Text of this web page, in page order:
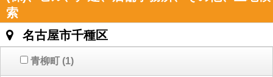
索
名古屋市千種区
青柳町 (1)